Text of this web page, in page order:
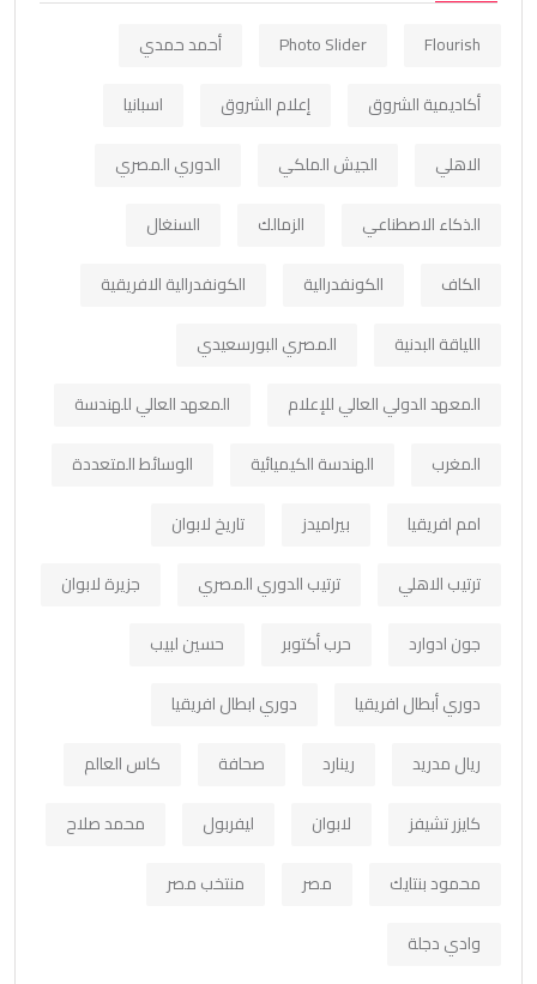
Flourish
Photo Slider
أحمد حمدي
أكاديمية الشروق
إعلام الشروق
اسبانيا
الاهلي
الجيش الملكي
الدوري المصري
الذكاء الاصطناعي
الزمالك
السنغال
الكاف
الكونفدرالية
الكونفدرالية الافريقية
اللياقة البدنية
المصري البورسعيدي
المعهد الدولي العالي للإعلام
المعهد العالي للهندسة
المغرب
الهندسة الكيميائية
الوسائط المتعددة
امم افريقيا
بيراميدز
تاريخ لابوان
ترتيب الاهلي
ترتيب الدوري المصري
جزيرة لابوان
جون ادوارد
حرب أكتوبر
حسين لبيب
دوري أبطال افريقيا
دوري ابطال افريقيا
ريال مدريد
رينارد صحافة
كاس العالم
كايزر تشيفز
لابوان ليفربول
محمد صلاح
محمود بنتايك
مصر
منتخب مصر
وادي دجلة